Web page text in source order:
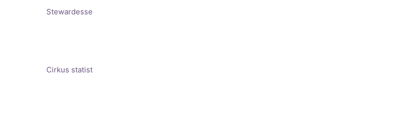
Stewardesse
Cirkus statist